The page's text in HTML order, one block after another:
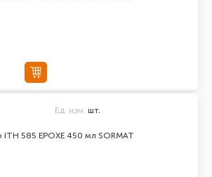
585 EPOXЕ 450 мл SORMAT
Ед. изм. шт.